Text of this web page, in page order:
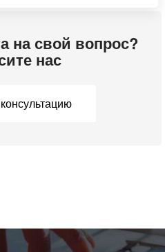
на свой вопрос?
нас